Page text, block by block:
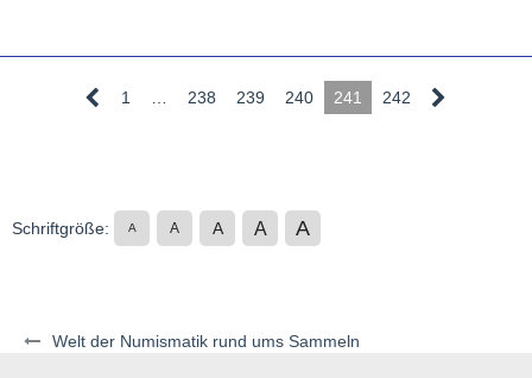
Welt der Numismatik rund ums Sammeln
1 … 238 239 240 241 242
Schriftgröße: A A A A A